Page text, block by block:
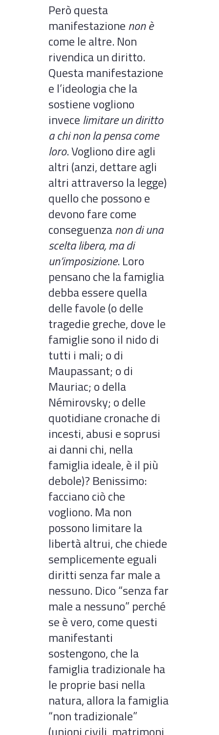
Però questa
manifestazionenon è
come le altre. Non
rivendica un diritto.
Questa manifestazione
e l’ideologia che la
sostiene vogliono
invecelimitare un diritto
a chi non la pensa come
loro. Vogliono dire agli
altri (anzi, dettare agli
altri attraverso la legge)
quello che possono e
devono fare come
conseguenzanon di una
scelta libera, ma di
un’imposizione. Loro
pensano che la famiglia
debba essere quella
delle favole (o delle
tragedie greche, dove le
famiglie sono il nido di
tutti i mali; o di
Maupassant; o di
Mauriac; o della
Némirovsky; o delle
quotidiane cronache di
incesti, abusi e soprusi
ai danni chi, nella
famiglia ideale, è il più
debole)? Benissimo:
facciano ciò che
vogliono. Ma non
possono limitare la
libertà altrui, che chiede
semplicemente eguali
diritti senza far male a
nessuno. Dico “senza far
male a nessuno” perché
se è vero, come questi
manifestanti
sostengono, che la
famiglia tradizionale ha
le proprie basi nella
natura, allora la famiglia
“non tradizionale”
(unioni civili, matrimoni